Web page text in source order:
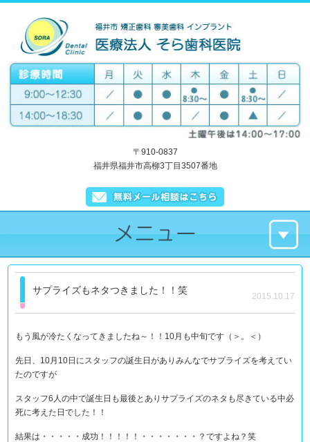
〒910-0837
福井県福井市高柳3丁目3507番地
サプライズもネタつきました！！笑
2015.10.17
もう風が冷たくなってきましたね～！！10月も中旬です（＞。＜）
先日、10月10日にスタッフの誕生日がありみんなでサプライズを考えてい
たのですが
スタッフ6人の中で誕生日も最後とありサプライズのネタも尽きている中必
死に考えた日でした！！
結果は・・・・・成功！！！！！・・・・・・・？ですよね？笑